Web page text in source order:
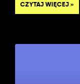
CZYTAJ WIĘCEJ »